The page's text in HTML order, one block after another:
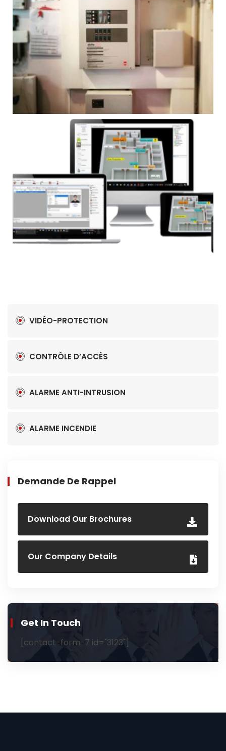
VIDÉO-PROTECTION
CONTRÔLE D’ACCÈS
ALARME ANTI-INTRUSION
ALARME INCENDIE
Demande De Rappel
Download Our Brochures
Our Company Details
Get In Touch
[contact-form-7 id="3123"]